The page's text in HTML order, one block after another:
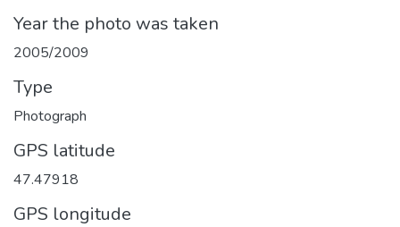
Year the photo was taken
2005/2009
Type
Photograph
GPS latitude
47.47918
GPS longitude